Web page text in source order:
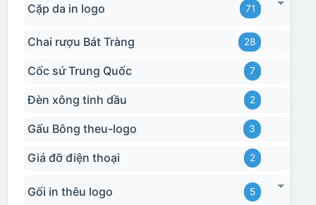
Cặp da in logo 71
Chai rượu Bát Tràng 28
Cốc sứ Trung Quốc 7
Đèn xông tinh dầu 2
Gấu Bông theu-logo 3
Giá đỡ điện thoại 2
Gối in thêu logo 5